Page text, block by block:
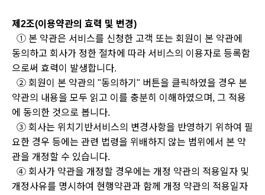
제2조(이용약관의 효력 및 변경)
① 본 약관은 서비스를 신청한 고객 또는 회원이 본 약관에
동의하고 회사가 정한 절차에 따라 서비스의 이용자로 등록함
으로써 효력이 발생합니다.
② 회원이 본 약관의 "동의하기" 버튼을 클릭하였을 경우 본
약관의 내용을 모두 읽고 이를 충분히 이해하였으며, 그 적용
에 동의한 것으로 봅니다.
③ 회사는 위치기반서비스의 변경사항을 반영하기 위하여 필
요한 경우 등에는 관련 법령을 위배하지 않는 범위에서 본 약
관을 개정할 수 있습니다.
④ 회사가 약관을 개정할 경우에는 개정 약관의 적용일자 및
개정사유를 명시하여 현행약관과 함께 개정 약관의 적용일자